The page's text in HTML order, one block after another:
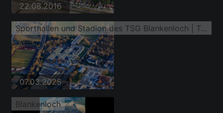
22.08.2016
Sporthallen und Stadion des TSG Blankenloch | Turn- und Sportgemeinschaft am Schulzentrum Blankenloch, Thomas-Mann-Gymnasium Stutensee, Erich-Kästner-Realschule Stutensee
07.03.2025
Blankenloch